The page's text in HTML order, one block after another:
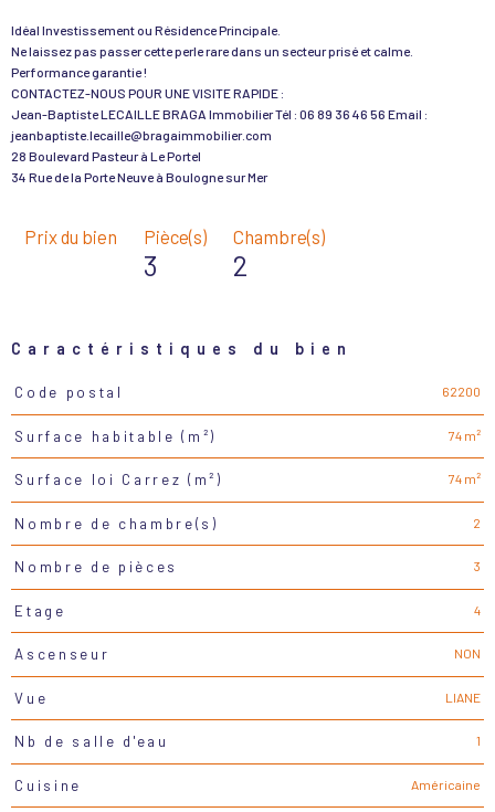
Idéal Investissement ou Résidence Principale.
Ne laissez pas passer cette perle rare dans un secteur prisé et calme.
Performance garantie !
CONTACTEZ-NOUS POUR UNE VISITE RAPIDE :
Jean-Baptiste LECAILLE BRAGA Immobilier Tél : 06 89 36 46 56 Email :
jeanbaptiste.lecaille@bragaimmobilier.com
28 Boulevard Pasteur à Le Portel
Prix du bien Pièce(s)
3
Chambre(s)
2
Caractéristiques du bien
Caractéristiques
Code postal 62200
Surface habitable (m²) 74 m²
Surface loi Carrez (m²) 74 m²
Nombre de chambre(s) 2
Nombre de pièces 3
Etage 4
Ascenseur NON
Vue LIANE
Nb de salle d'eau 1
Cuisine Américaine